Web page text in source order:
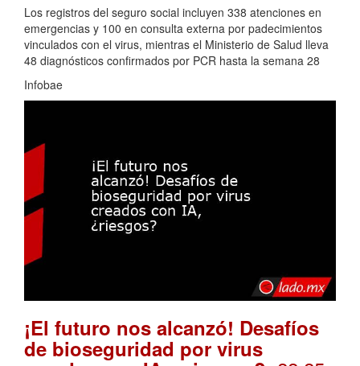
Los registros del seguro social incluyen 338 atenciones en
emergencias y 100 en consulta externa por padecimientos
vinculados con el virus, mientras el Ministerio de Salud lleva
48 diagnósticos confirmados por PCR hasta la semana 28
Infobae
¡El futuro nos alcanzó! Desafíos
de bioseguridad por virus